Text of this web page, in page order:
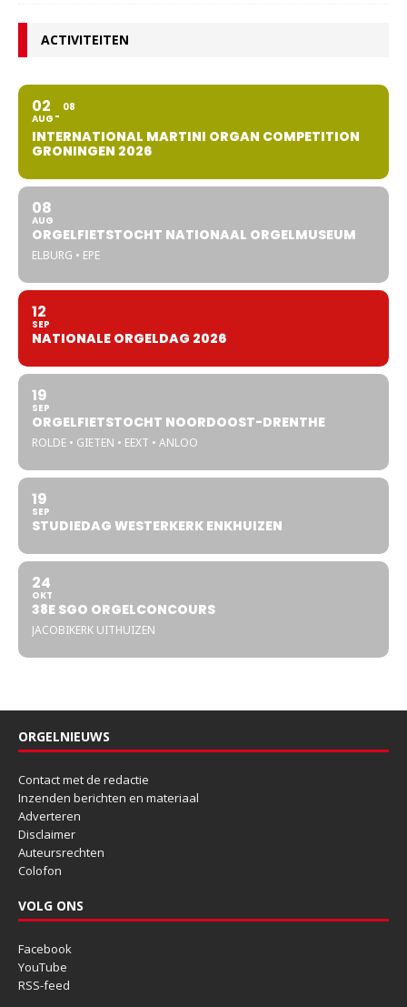
ACTIVITEITEN
02
AUG
08
INTERNATIONAL MARTINI ORGAN COMPETITION
GRONINGEN 2026
08
AUG
ORGELFIETSTOCHT NATIONAAL ORGELMUSEUM
ELBURG • EPE
12
SEP
NATIONALE ORGELDAG 2026
19
SEP
ORGELFIETSTOCHT NOORDOOST-DRENTHE
ROLDE • GIETEN • EEXT • ANLOO
19
SEP
STUDIEDAG WESTERKERK ENKHUIZEN
24
OKT
38E SGO ORGELCONCOURS
JACOBIKERK UITHUIZEN
ORGELNIEUWS
Contact met de redactie
Inzenden berichten en materiaal
Adverteren
Disclaimer
Auteursrechten
Colofon
VOLG ONS
Facebook
YouTube
RSS-feed